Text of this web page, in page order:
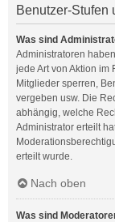
Benutzer-Stufen
Was sind
Administratoren
jede Art von Aktion im
Mitglieder sperren,
vergeben usw. Die
abhängig, welche
Administrator erteilt
erteilt wurde.
Nach oben
Was sind